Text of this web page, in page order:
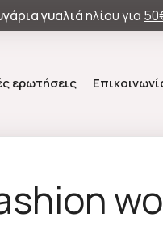
γυαλιάηλίου για
ερωτήσεις